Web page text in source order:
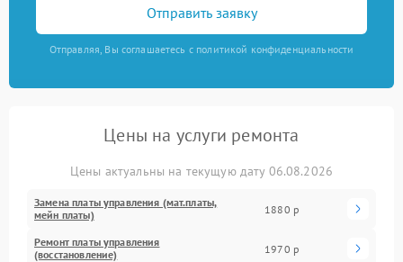
Отправить заявку
Отправляя, Вы соглашаетесь с политикой конфиденциальности
Цены на услуги ремонта
Цены актуальны на текущую дату 06.08.2026
Замена платы управления (мат.платы,
мейн платы)
1880 р
Ремонт платы управления
(восстановление)
1970 р